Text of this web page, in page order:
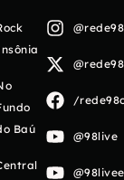
Baú
/
@98live